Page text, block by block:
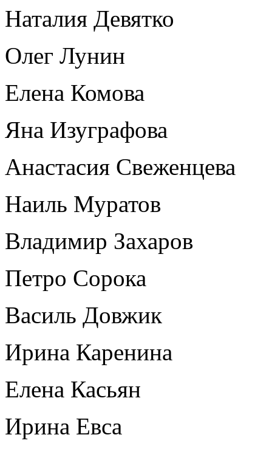
Наталия Девятко
Олег Лунин
Елена Комова
Яна Изуграфова
Анастасия Свеженцева
Наиль Муратов
Владимир Захаров
Петро Сорока
Василь Довжик
Ирина Каренина
Елена Касьян
Ирина Евса